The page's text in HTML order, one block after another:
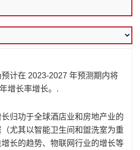
计在 2023-2027 年预测期内将
增长率增长。.
归功于全球酒店业和房地产业的
尤其以智能卫生间和盥洗室为重
长的趋势、物联网行业的增长等